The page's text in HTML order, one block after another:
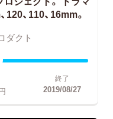
、110、16mm。
ダクト
終了
2019/08/27